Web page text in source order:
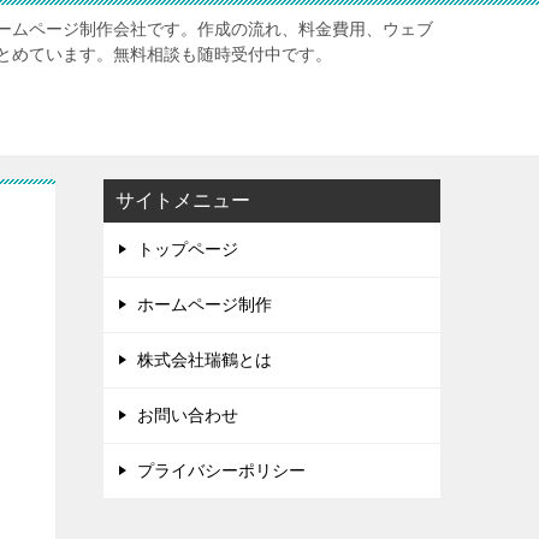
ムページ制作会社です。作成の流れ、料金費用、ウェブ
ています。無料相談も随時受付中です。
サイトメニュー
トップページ
ホームページ制作
株式会社瑞鶴とは
お問い合わせ
プライバシーポリシー